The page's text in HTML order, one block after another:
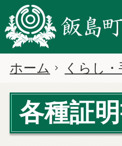
ホーム くらし・
各種証